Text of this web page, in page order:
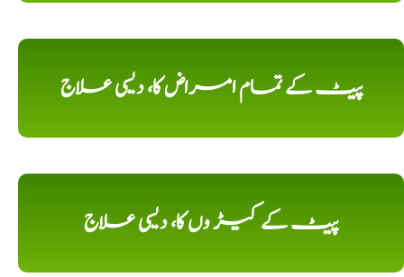
پیٹ کے تمام امراض کا، دیسی علاج
پیٹ کے کیڑ وں کا، دیسی علاج